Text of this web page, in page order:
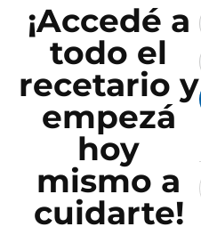
¡Accedé a
todo el
recetario y
empezá
hoy
mismo a
cuidarte!